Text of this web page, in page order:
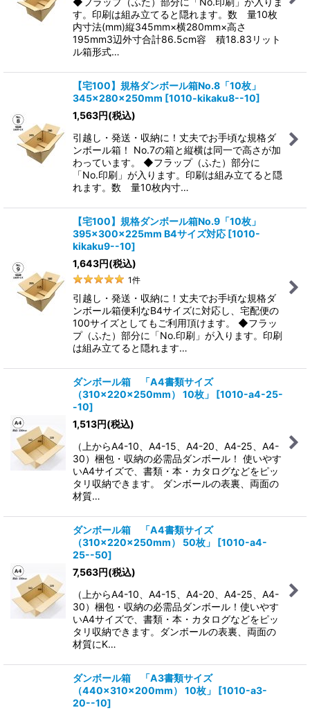
す。印刷は組み立てると隠れます。数 量10枚
内寸法(mm)縦345mm×横280mm×高さ
195mm3辺外寸合計86.5cm容 積18.83リット
ル箱形式…
【宅100】規格ダンボール箱No.8「10枚」
345×280×250mm [1010-kikaku8--10]
1,563円(税込)
引越し・発送・収納に！丈夫でお手頃な規格ダ
ンボール箱！ No.7の箱と縦横は同一で高さが加
わっています。 ◆フラップ（ふた）部分に
「No.印刷」が入ります。印刷は組み立てると隠
れます。数 量10枚内寸…
【宅100】規格ダンボール箱No.9「10枚」
395×300×225mm B4サイズ対応 [1010-
kikaku9--10]
1,643円(税込)
1件
引越し・発送・収納に！丈夫でお手頃な規格ダ
ンボール箱便利なB4サイズに対応し、宅配便の
100サイズとしてもご利用頂けます。 ◆フラッ
プ（ふた）部分に「No.印刷」が入ります。印刷
は組み立てると隠れます…
ダンボール箱 「A4書類サイズ
（310×220×250mm） 10枚」
[1010-a4-25-
-10]
1,513円(税込)
（上からA4-10、A4-15、A4-20、A4-25、A4-
30）梱包・収納の必需品ダンボール！ 使いやす
いA4サイズで、書類・本・カタログなどをピッ
タリ収納できます。 ダンボールの表裏、両面の
材質…
ダンボール箱 「A4書類サイズ
（310×220×250mm） 50枚」
[1010-a4-
25--50]
7,563円(税込)
（上からA4-10、A4-15、A4-20、A4-25、A4-
30）梱包・収納の必需品ダンボール！使いやす
いA4サイズで、書類・本・カタログなどをピッ
タリ収納できます。ダンボールの表裏、両面の
材質にK…
ダンボール箱 「A3書類サイズ
（440×310×200mm） 10枚」
[1010-a3-
20--10]